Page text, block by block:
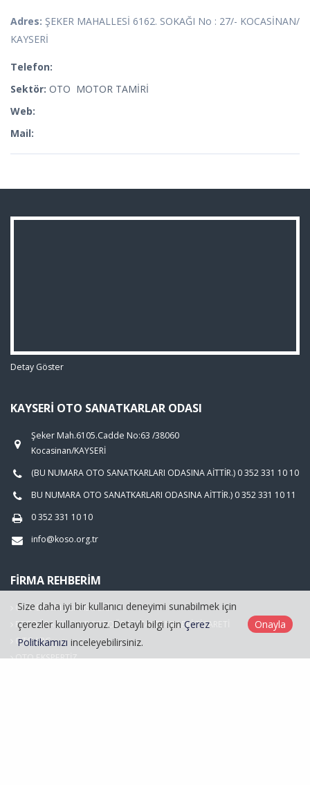
Adres: ŞEKER MAHALLESİ 6162. SOKAĞI No : 27/- KOCASİNAN/
KAYSERİ
Telefon:
Sektör: OTO MOTOR TAMİRİ
Web:
Mail:
Detay Göster
KAYSERI OTO SANATKARLAR ODASI
Şeker Mah.6105.Cadde No:63 /38060
Kocasinan/KAYSERİ
(BU NUMARA OTO SANATKARLARI ODASINA AİTTİR.) 0 352 331 10 10
BU NUMARA OTO SANATKARLARI ODASINA AİTTİR.) 0 352 331 10 11
0 352 331 10 10
info@koso.org.tr
FIRMA REHBERIM
OTO BAKIM SERVİSCİLİĞİ
FOTOĞRAFÇILIK VE FOTOĞRAF MALZEMELERİ TİCARETİ
OTO LPG
OTO EKSPERTİZ
Size daha iyi bir kullanıcı deneyimi sunabilmek için
çerezler kullanıyoruz. Detaylı bilgi için Çerez
Politikamızı inceleyebilirsiniz.
Onayla